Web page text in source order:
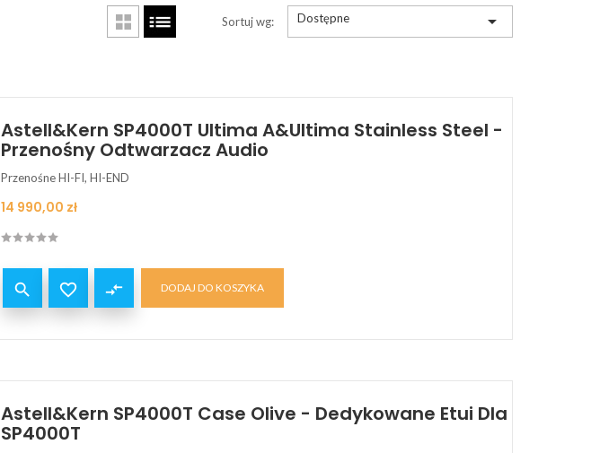
Sortuj wg: Dostępne 
Astell&Kern SP4000T Ultima A&Ultima Stainless Steel -
Przenośny Odtwarzacz Audio
Przenośne HI-FI, HI-END
Cena
14 990,00 zł
  compare_arrows DODAJ DO KOSZYKA
Astell&Kern SP4000T Case Olive - Dedykowane Etui Dla
SP4000T